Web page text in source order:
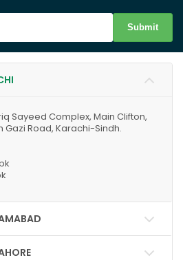
Submit
Sayeed Complex, Main Clifton,
Gazi Road, Karachi-Sindh.